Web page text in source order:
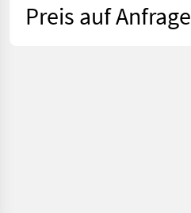
Preis auf Anfrage